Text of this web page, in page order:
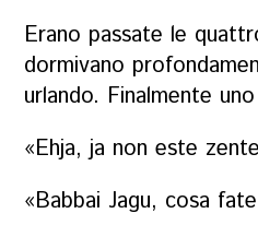
Erano passate le
dormivano
urlando. Finalmente
«Ehja, ja non este
«Babbai Jagu, cosa